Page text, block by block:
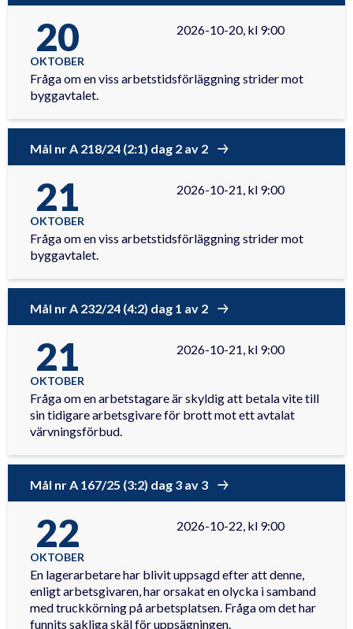
20
OKTOBER
2026-10-20, kl 9:00
Fråga om en viss arbetstidsförläggning strider mot
byggavtalet.
Mål nr A 218/24 (2:1) dag 2 av 2
21
OKTOBER
2026-10-21, kl 9:00
Fråga om en viss arbetstidsförläggning strider mot
byggavtalet.
Mål nr A 232/24 (4:2) dag 1 av 2
21
OKTOBER
2026-10-21, kl 9:00
Fråga om en arbetstagare är skyldig att betala vite till
sin tidigare arbetsgivare för brott mot ett avtalat
värvningsförbud.
Mål nr A 167/25 (3:2) dag 3 av 3
22
OKTOBER
2026-10-22, kl 9:00
En lagerarbetare har blivit uppsagd efter att denne,
enligt arbetsgivaren, har orsakat en olycka i samband
med truckkörning på arbetsplatsen. Fråga om det har
funnits sakliga skäl för uppsägningen.